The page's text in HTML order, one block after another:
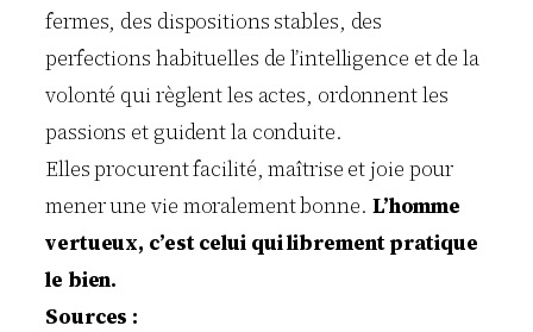
fermes, des dispositions stables, des
perfections habituelles de l’intelligence et de la
volonté qui règlent les actes, ordonnent les
passions et guident la conduite.
Elles procurent facilité, maîtrise et joie pour
mener une vie moralement bonne. L’homme
vertueux, c’est celui qui librement pratique
le bien.
Sources :